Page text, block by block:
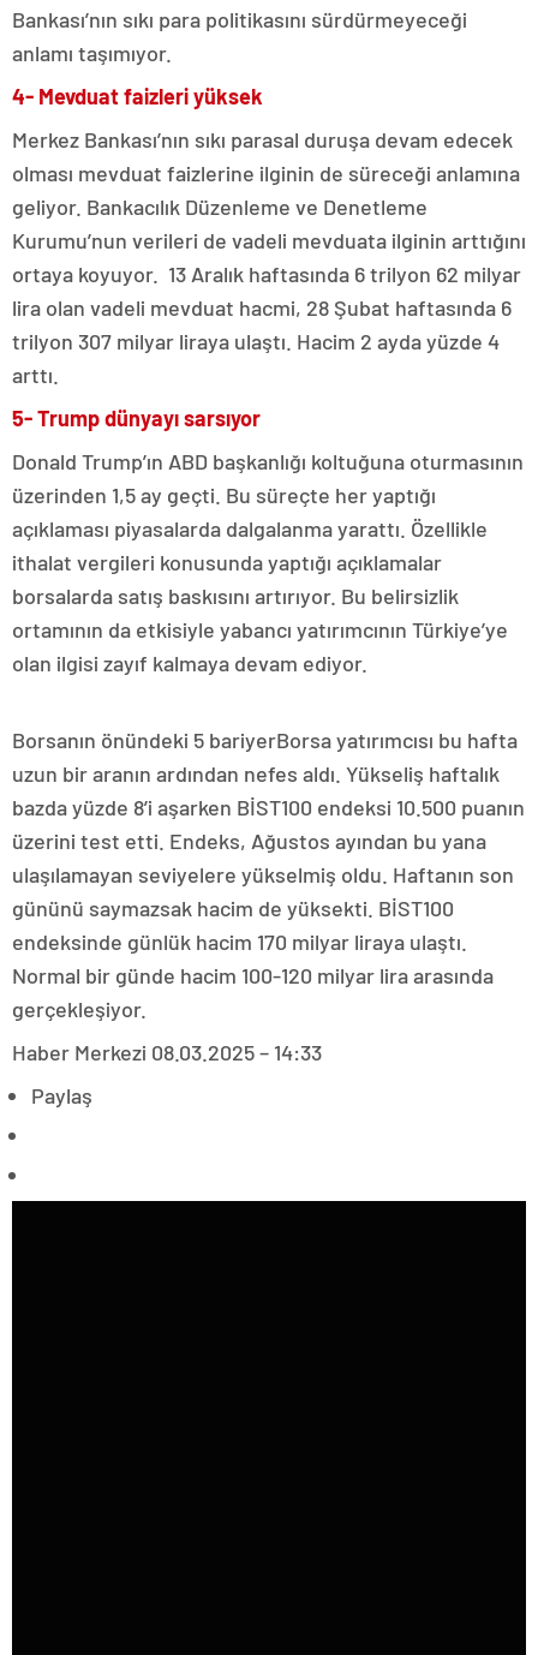
Bankası’nın sıkı para politikasını sürdürmeyeceği
anlamı taşımıyor.
4- Mevduat faizleri yüksek
Merkez Bankası’nın sıkı parasal duruşa devam edecek
olması mevduat faizlerine ilginin de süreceği anlamına
geliyor. Bankacılık Düzenleme ve Denetleme
Kurumu’nun verileri de vadeli mevduata ilginin arttığını
ortaya koyuyor. 13 Aralık haftasında 6 trilyon 62 milyar
lira olan vadeli mevduat hacmi, 28 Şubat haftasında 6
trilyon 307 milyar liraya ulaştı. Hacim 2 ayda yüzde 4
arttı.
5- Trump dünyayı sarsıyor
Donald Trump’ın ABD başkanlığı koltuğuna oturmasının
üzerinden 1,5 ay geçti. Bu süreçte her yaptığı
açıklaması piyasalarda dalgalanma yarattı. Özellikle
ithalat vergileri konusunda yaptığı açıklamalar
borsalarda satış baskısını artırıyor. Bu belirsizlik
ortamının da etkisiyle yabancı yatırımcının Türkiye’ye
olan ilgisi zayıf kalmaya devam ediyor.
Borsanın önündeki 5 bariyerBorsa yatırımcısı bu hafta
uzun bir aranın ardından nefes aldı. Yükseliş haftalık
bazda yüzde 8’i aşarken BİST100 endeksi 10.500 puanın
üzerini test etti. Endeks, Ağustos ayından bu yana
ulaşılamayan seviyelere yükselmiş oldu. Haftanın son
gününü saymazsak hacim de yüksekti. BİST100
endeksinde günlük hacim 170 milyar liraya ulaştı.
Normal bir günde hacim 100-120 milyar lira arasında
gerçekleşiyor.
Haber Merkezi 08.03.2025 – 14:33
Paylaş